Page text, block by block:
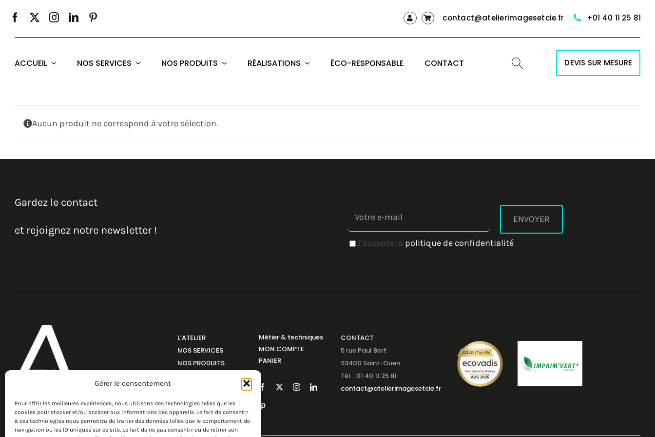
Gérer le consentement
Pour offrir les meilleures expériences, nous utilisons des technologies telles que les
cookies pour stocker et/ou accéder aux informations des appareils. Le fait de consentir
à ces technologies nous permettra de traiter des données telles que le comportement de
navigation ou les ID uniques sur ce site. Le fait de ne pas consentir ou de retirer son
contact@atelierimagesetcie.fr +01 40 11 25 81
ACCUEIL NOS SERVICES NOS PRODUITS RÉALISATIONS ÉCO-RESPONSABLE CONTACT DEVIS SUR MESURE
Aucun produit ne correspond à votre sélection.
Gardez le contact
et rejoignez notre newsletter !
J’accepte la politique de confidentialité
L’ATELIER
NOS SERVICES
NOS PRODUITS
Métier & techniques
MON COMPTE
PANIER
CONTACT
5 rue Paul Bert
93400 Saint-Ouen
Tél. : 01 40 11 25 81
contact@atelierimagesetcie.fr